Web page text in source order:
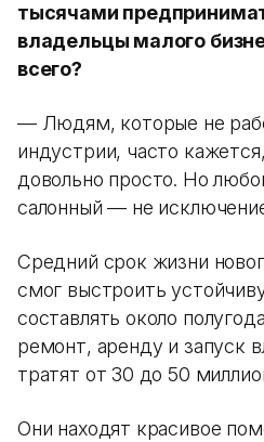
тысячами
владельцы малого
всего?
— Людям, которые не
индустрии, часто
довольно просто. Но
салонный — не
Средний срок жизни
смог выстроить
составлять около
ремонт, аренду и запуск
тратят от 30 до 50
Они находят красивое